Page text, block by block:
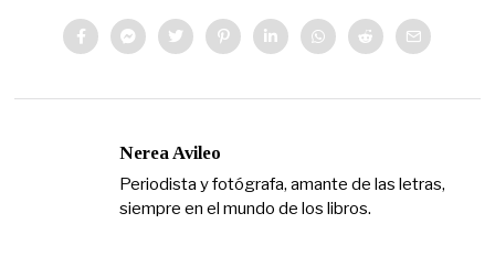
Nerea Avileo
Periodista y fotógrafa, amante de las letras,
siempre en el mundo de los libros.